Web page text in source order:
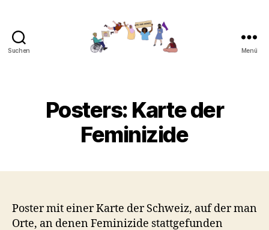
Suchen Menü
Posters: Karte der
Feminizide
Poster mit einer Karte der Schweiz, auf der man
Orte, an denen Feminizide stattgefunden